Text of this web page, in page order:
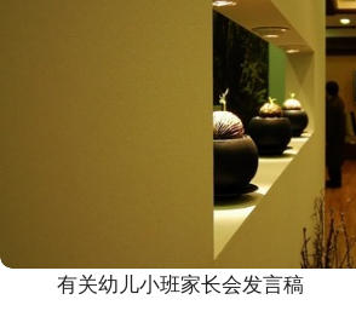
有关幼儿小班家长会发言稿